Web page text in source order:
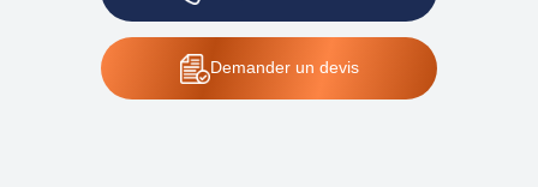
Demander un devis